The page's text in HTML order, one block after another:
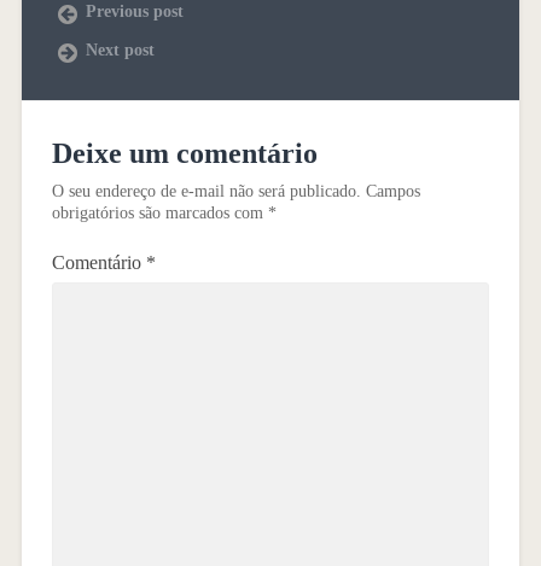
Previous post
Next post
Deixe um comentário
O seu endereço de e-mail não será publicado. Campos
obrigatórios são marcados com *
Comentário *